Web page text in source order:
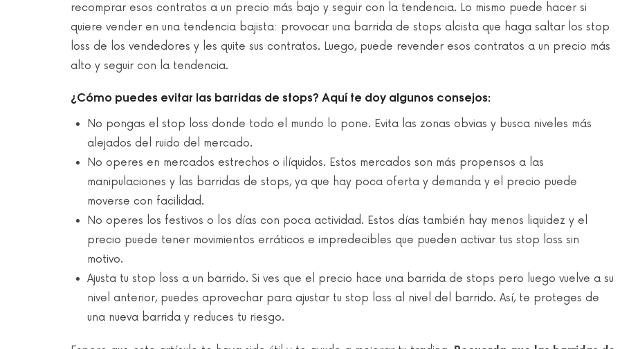
recomprar esos contratos a un precio más bajo y seguir con la tendencia. Lo mismo puede hacer si
quiere vender en una tendencia bajista: provocar una barrida de stops alcista que haga saltar los stop
loss de los vendedores y les quite sus contratos. Luego, puede revender esos contratos a un precio más
alto y seguir con la tendencia.
¿Cómo puedes evitar las barridas de stops? Aquí te doy algunos consejos:
No pongas el stop loss donde todo el mundo lo pone. Evita las zonas obvias y busca niveles más
alejados del ruido del mercado.
No operes en mercados estrechos o ilíquidos. Estos mercados son más propensos a las
manipulaciones y las barridas de stops, ya que hay poca oferta y demanda y el precio puede
moverse con facilidad.
No operes los festivos o los días con poca actividad. Estos días también hay menos liquidez y el
precio puede tener movimientos erráticos e impredecibles que pueden activar tus stop loss sin
motivo.
Ajusta tu stop loss a un barrido. Si ves que el precio hace una barrida de stops pero luego vuelve a su
nivel anterior, puedes aprovechar para ajustar tu stop loss al nivel del barrido. Así, te proteges de
una nueva barrida y reduces tu riesgo.